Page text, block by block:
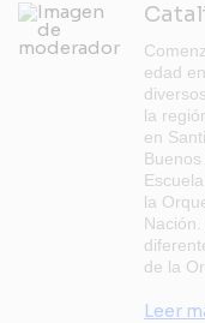
edad
la
en
la
de la
Leer